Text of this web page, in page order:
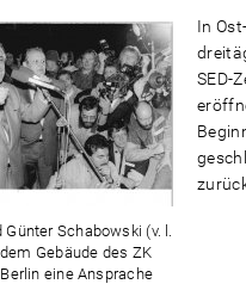
Günter Schabowski (v. l.
Gebäude des ZK
eine Ansprache
In
SED-